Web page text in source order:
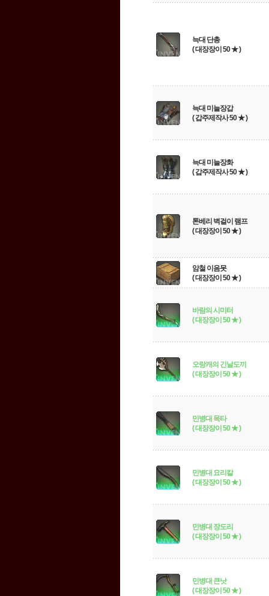
늑대 단총
( 대장장이 50 ★ )
늑대 미늘장갑
( 갑주제작사 50 ★ )
늑대 미늘장화
( 갑주제작사 50 ★ )
톤베리 벽걸이 램프
( 대장장이 50 ★ )
암철 이음못
( 대장장이 50 ★ )
바람의 시미터
( 대장장이 50 ★ )
오랑캐의 긴날도끼
( 대장장이 50 ★ )
민병대 목타
( 대장장이 50 ★ )
민병대 요리칼
( 대장장이 50 ★ )
민병대 장도리
( 대장장이 50 ★ )
민병대 큰낫
( 대장장이 50 ★ )